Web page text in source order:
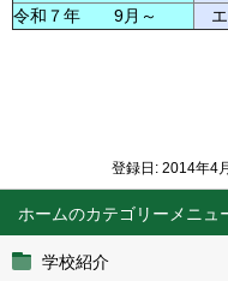
ホーム
学校紹介
令和７年 9月～ エ
登録日: 2014年4